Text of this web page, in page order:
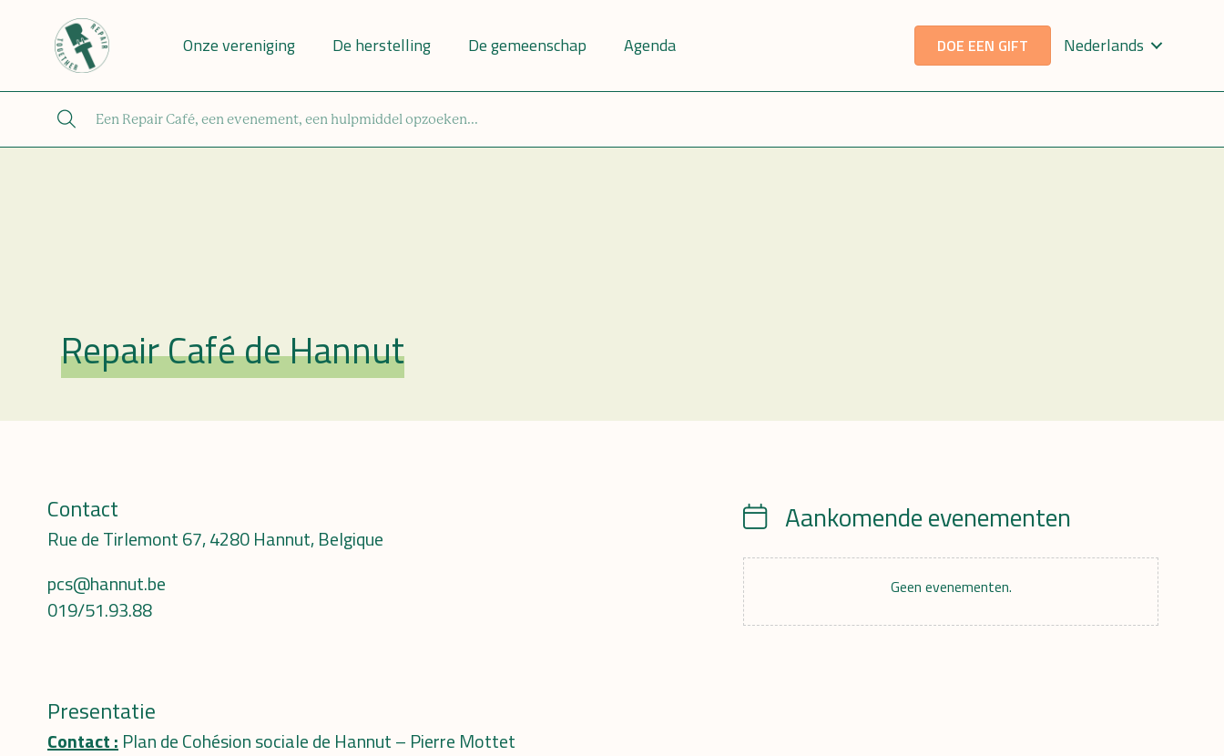
Onze vereniging De herstelling De gemeenschap Agenda DOE EEN GIFT Nederlands
Repair Café
Repair Café de Hannut
Contact
Rue de Tirlemont 67, 4280 Hannut, Belgique
pcs@hannut.be
019/51.93.88
Presentatie
Contact : Plan de Cohésion sociale de Hannut – Pierre Mottet
CalendrierAankomende evenementen
Geen evenementen.